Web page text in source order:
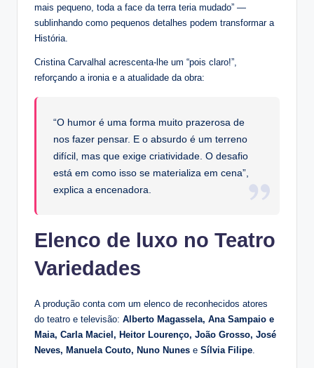
mais pequeno, toda a face da terra teria mudado” —
sublinhando como pequenos detalhes podem transformar a
História.
Cristina Carvalhal acrescenta-lhe um “pois claro!”,
reforçando a ironia e a atualidade da obra:
“O humor é uma forma muito prazerosa de
nos fazer pensar. E o absurdo é um terreno
difícil, mas que exige criatividade. O desafio
está em como isso se materializa em cena”,
explica a encenadora.
Elenco de luxo no Teatro
Variedades
A produção conta com um elenco de reconhecidos atores
do teatro e televisão: Alberto Magassela, Ana Sampaio e
Maia, Carla Maciel, Heitor Lourenço, João Grosso, José
Neves, Manuela Couto, Nuno Nunes e Sílvia Filipe.